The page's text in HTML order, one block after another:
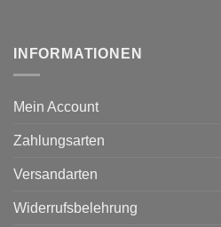
INFORMATIONEN
Mein Account
Zahlungsarten
Versandarten
Widerrufsbelehrung